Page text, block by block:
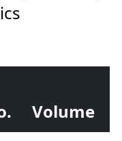
ารศึกษา
หาวิทยาลัย
Volume